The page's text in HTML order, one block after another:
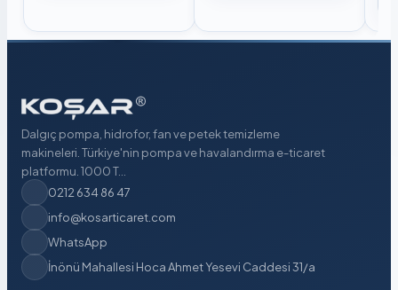
Dalgıç pompa, hidrofor, fan ve petek temizleme
makineleri. Türkiye'nin pompa ve havalandırma e-ticaret
platformu. 1000 T...
0212 634 86 47
info@kosarticaret.com
WhatsApp
İnönü Mahallesi Hoca Ahmet Yesevi Caddesi 31/a